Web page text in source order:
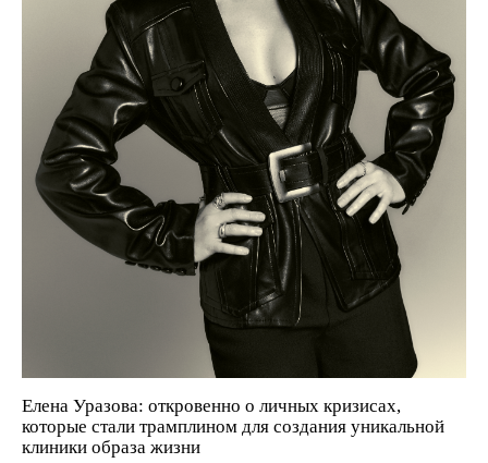
Елена Уразова: откровенно о личных кризисах,
которые стали трамплином для создания уникальной
клиники образа жизни